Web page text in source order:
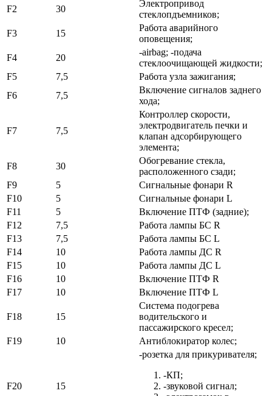
F2 30
Электропривод
стеклопдъемников;
F3
15
Работа аварийного
оповещения;
F4
20
-airbag; -подача
стеклоочищающей жидкости;
F5
7,5
Работа узла зажигания;
F6
7,5
Включение сигналов заднего
хода;
F7 7,5
Контроллер скорости,
электродвигатель печки и
клапан адсорбирующего
элемента;
F8
30
Обогревание стекла,
расположенного сзади;
F9
5
Сигнальные фонари R
F10
5
Сигнальные фонари L
F11
5
Включение ПТФ (задние);
F12
7,5
Работа лампы БС R
F13
7,5
Работа лампы БС L
F14
10
Работа лампы ДС R
F15
10
Работа лампы ДС L
F16
10
Включение ПТФ R
F17
10 Включение ПТФ L
F18 15
Система подогрева
водительского и
пассажирского кресел;
F19
10 Антиблокиратор колес;
F20 15
-розетка для прикуривателя;
-КП;
-звуковой сигнал;